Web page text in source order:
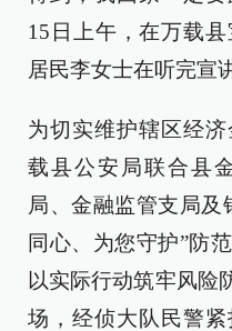
15日上午，在万载
居民李女士在听完宣
为切实维护辖区经
载县公安局联合县
局、金融监管支局及
同心、为您守护”防
以实际行动筑牢风险
场，经侦大队民警